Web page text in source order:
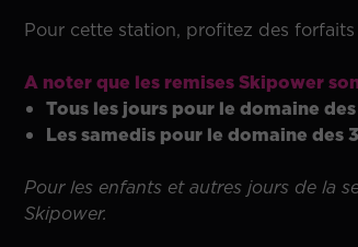
Pour cette station, profitez des
A noter que les remises Skipower
Tous les jours pour le domaine
Les samedis pour le domaine des
Pour les enfants et autres jours de la
Skipower.